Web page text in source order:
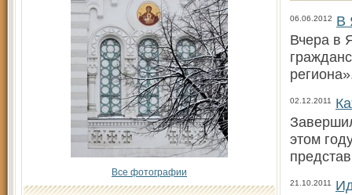
Все фотографии
06.06.2012
В
Вчера в
02.12.2011
этом
21.10.2011